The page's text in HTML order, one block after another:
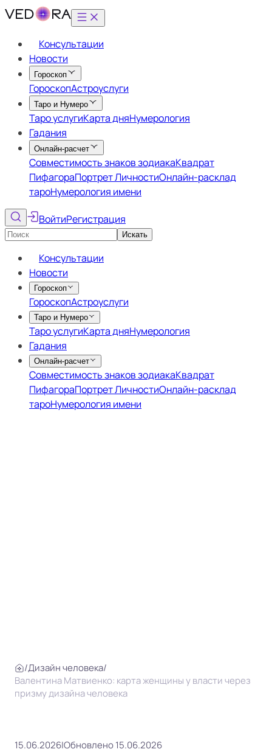
/Дизайн человека/
Валентина Матвиенко: карта женщины у власти через
призму дизайна человека
15.06.2026|Обновлено 15.06.2026